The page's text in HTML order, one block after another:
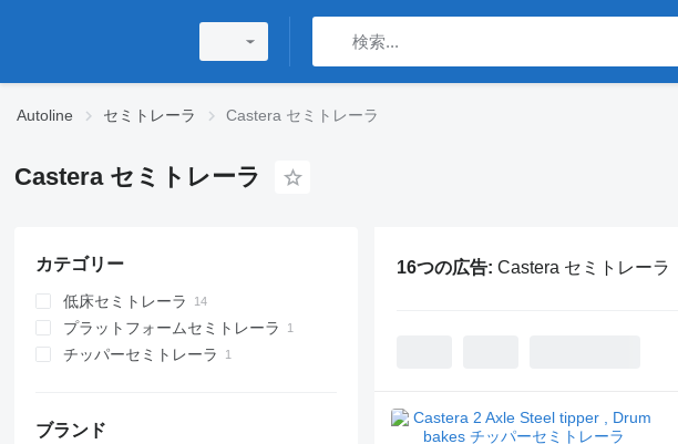
Autoline セミトレーラ Castera セミトレーラ
Castera セミトレーラ
カテゴリー
低床セミトレーラ
プラットフォームセミトレーラ
チッパーセミトレーラ
ブランド
16つの広告: Castera セミトレーラ